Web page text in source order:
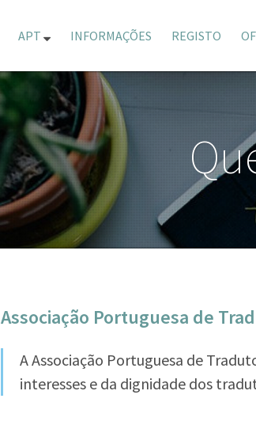
APT INFORMAÇÕES REGISTO
Associação Portuguesa de
A Associação Portuguesa de
interesses e da dignidade dos